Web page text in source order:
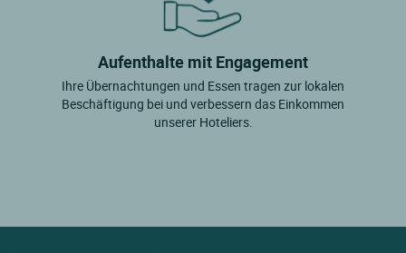
Aufenthalte mit Engagement
Ihre Übernachtungen und Essen tragen zur lokalen
Beschäftigung bei und verbessern das Einkommen
unserer Hoteliers.